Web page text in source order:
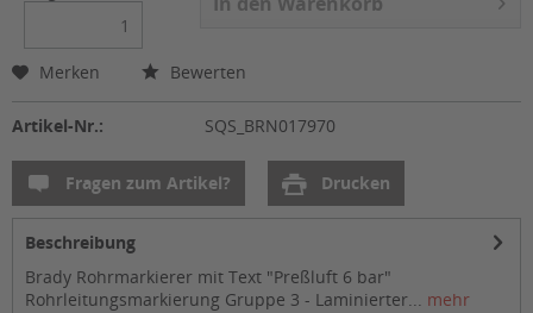
Merken Bewerten
Artikel-Nr.: SQS_BRN017970
Fragen zum Artikel? Drucken
Beschreibung
Brady Rohrmarkierer mit Text "Preßluft 6 bar"
Rohrleitungsmarkierung Gruppe 3 - Laminierter... mehr